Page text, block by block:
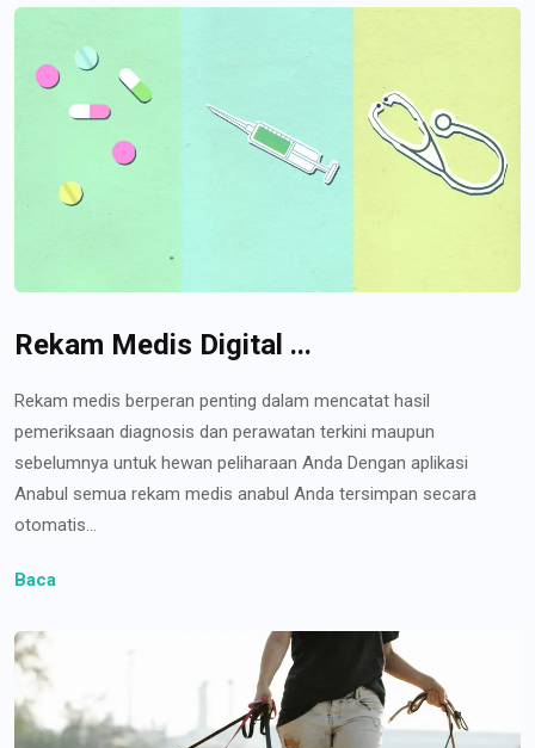
Rekam Medis Digital ...
Rekam medis berperan penting dalam mencatat hasil
pemeriksaan diagnosis dan perawatan terkini maupun
sebelumnya untuk hewan peliharaan Anda Dengan aplikasi
Anabul semua rekam medis anabul Anda tersimpan secara
otomatis...
Baca